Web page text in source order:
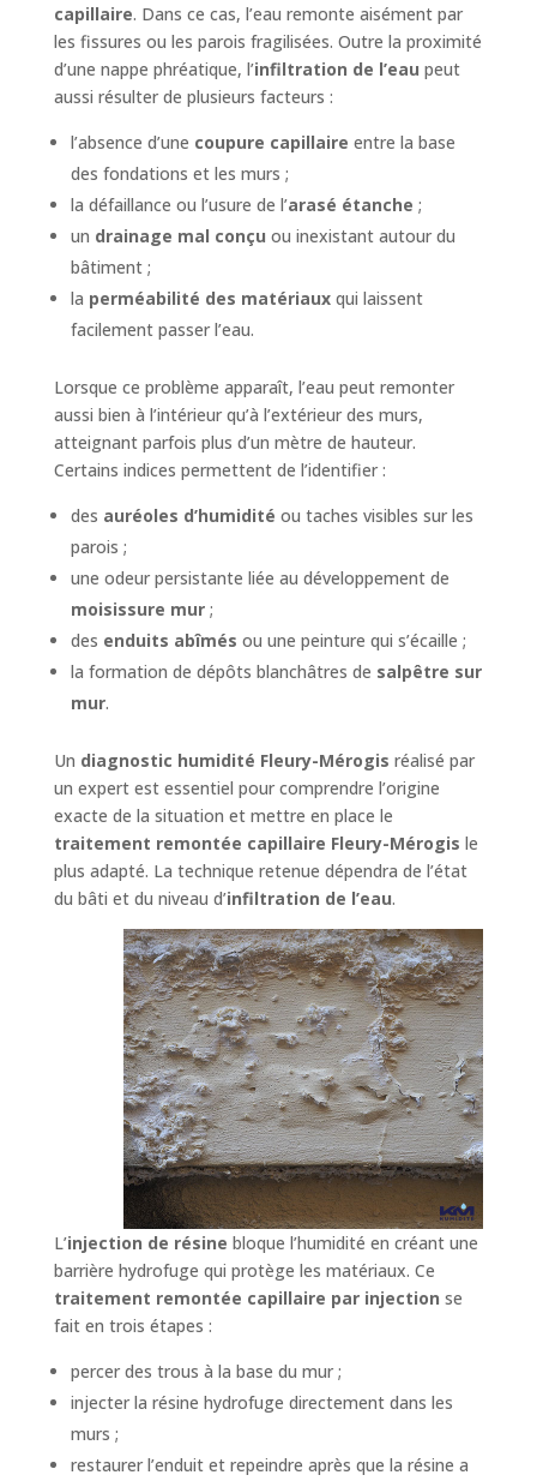
capillaire. Dans ce cas, l’eau remonte aisément par
les fissures ou les parois fragilisées. Outre la proximité
d’une nappe phréatique, l’infiltration de l’eau peut
aussi résulter de plusieurs facteurs :
l’absence d’une coupure capillaire entre la base
des fondations et les murs ;
la défaillance ou l’usure de l’arasé étanche ;
un drainage mal conçu ou inexistant autour du
bâtiment ;
la perméabilité des matériauxqui laissent
facilement passer l’eau.
Lorsque ce problème apparaît, l’eau peut remonter
aussi bien à l’intérieur qu’à l’extérieur des murs,
atteignant parfois plus d’un mètre de hauteur.
Certains indices permettent de l’identifier :
des auréoles d’humidité ou taches visibles sur les
parois ;
une odeur persistante liée au développement de
moisissure mur;
des enduits abîmés ou une peinture qui s’écaille ;
la formation de dépôts blanchâtres de salpêtre sur
mur.
Un diagnostic humidité Fleury-Mérogis réalisé par
un expert est essentiel pour comprendre l’origine
exacte de la situation et mettre en place le
traitement remontée capillaire Fleury-Mérogis le
plus adapté. La technique retenue dépendra de l’état
du bâti et du niveau d’infiltration de l’eau.
L’injection de résine bloque l’humidité en créant une
barrière hydrofuge qui protège les matériaux. Ce
traitement remontée capillaire par injection se
fait en trois étapes :
percer des trous à la base du mur ;
injecter la résine hydrofuge directement dans les
murs ;
restaurer l’enduit et repeindre après que la résine a